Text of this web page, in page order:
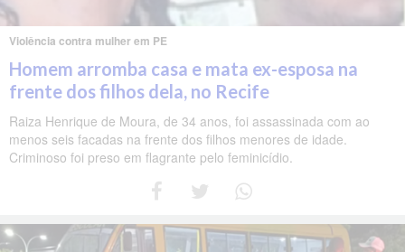
Violência contra mulher em PE
Homem arromba casa e mata ex-esposa na
frente dos filhos dela, no Recife
Raiza Henrique de Moura, de 34 anos, foi assassinada com ao
menos seis facadas na frente dos filhos menores de idade.
Criminoso foi preso em flagrante pelo feminicídio.